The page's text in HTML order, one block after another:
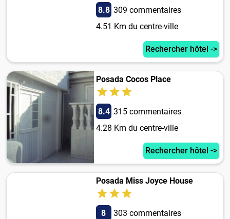
8.8 309 commentaires
4.51 Km du centre-ville
Rechercher hôtel ->
Posada Cocos Place
8.4 315 commentaires
4.28 Km du centre-ville
Rechercher hôtel ->
Posada Miss Joyce House
8
303 commentaires